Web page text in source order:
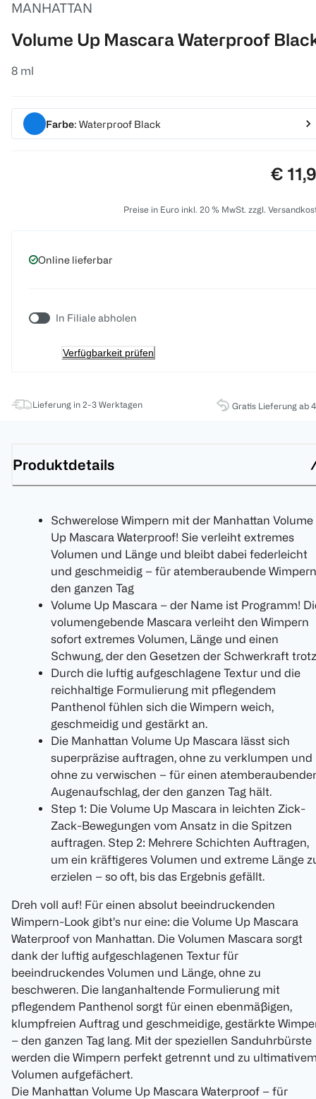
MANHATTAN
Volume Up Mascara Waterproof
8 ml
Farbe: Waterproof Black
Preis:
€
Preise in Euro inkl. 20 % MwSt. zzgl.
Online lieferbar
In Filiale abholen
Verfügbarkeit prüfen
Lieferung in 2-3 Werktagen Gratis Lieferung ab
Produktdetails
Schwerelose Wimpern mit der Manhattan Volume
Up Mascara Waterproof! Sie verleiht extremes
Volumen und Länge und bleibt dabei federleicht
und geschmeidig – für atemberaubende Wimpern
den ganzen Tag
Volume Up Mascara – der Name ist Programm!
volumengebende Mascara verleiht den Wimpern
sofort extremes Volumen, Länge und einen
Schwung, der den Gesetzen der Schwerkraft
Durch die luftig aufgeschlagene Textur und die
reichhaltige Formulierung mit pflegendem
Panthenol fühlen sich die Wimpern weich,
geschmeidig und gestärkt an.
Die Manhattan Volume Up Mascara lässt sich
superpräzise auftragen, ohne zu verklumpen und
ohne zu verwischen – für einen
Augenaufschlag, der den ganzen Tag hält.
Step 1: Die Volume Up Mascara in leichten Zick-
Zack-Bewegungen vom Ansatz in die Spitzen
auftragen. Step 2: Mehrere Schichten Auftragen,
um ein kräftigeres Volumen und extreme Länge
erzielen – so oft, bis das Ergebnis gefällt.
Dreh voll auf! Für einen absolut beeindruckenden
Wimpern-Look gibt’s nur eine: die Volume Up Mascara
Waterproof von Manhattan. Die Volumen Mascara sorgt
dank der luftig aufgeschlagenen Textur für
beeindruckendes Volumen und Länge, ohne zu
beschweren. Die langanhaltende Formulierung mit
pflegendem Panthenol sorgt für einen ebenmäßigen,
klumpfreien Auftrag und geschmeidige, gestärkte
– den ganzen Tag lang. Mit der speziellen Sanduhrbürste
werden die Wimpern perfekt getrennt und zu
Volumen aufgefächert.
Die Manhattan Volume Up Mascara Waterproof – für